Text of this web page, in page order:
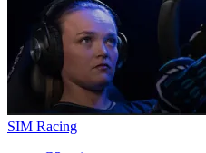
SIM Racing